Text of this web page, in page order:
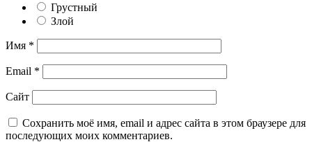
Грустный
Злой
Имя *
Email *
Сайт
Сохранить моё имя, email и адрес сайта в этом браузере для
последующих моих комментариев.